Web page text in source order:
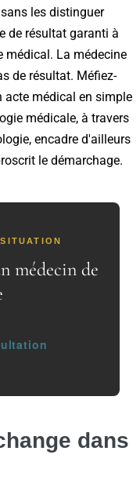
les distinguer
de résultat garanti à
médical. La médecine
de résultat. Méfiez-
médical en simple
médicale, à travers
encadre d'ailleurs
le démarchage.
médecin de
dans